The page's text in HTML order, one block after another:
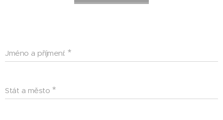
Jméno a příjmení:
Stát a město